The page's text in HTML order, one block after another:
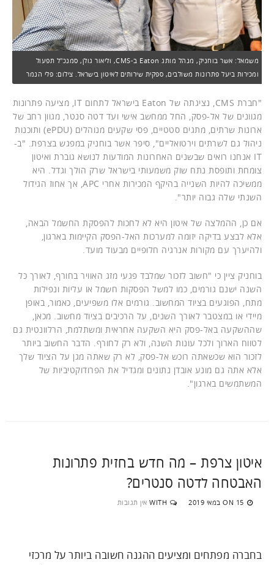
משמאל: אשר בוחניק, מנהל מותג Eaton ב-CMS, וליאור גולן, סמנכ"ל תפעול
ומכירות ביעל פתרונות משולבים, ספקית שירותים לאיטון בישראל. צילום: פלי הנמר
"חברת CMS, נציגתה של Eaton בישראל לתחום IT, מציעה פתרונות
מגוונים של אל-פסק, החל ממחשב אישי ועד דטה סנטר, מגוון רחב של
ארונות שרתים, מתגים סטטיים, פסי שקעים מנוהלים (ePDU) ותוכנות
ניהול גם לשרתים וירטואליים", סיפר אשר בוחניק במפגש בצרפת. "ב-
IT אנחנו רואים שבשנים האחרונות המודעות לנושא גוברת ואיטון
צומחת ותופסת נתח שוק משמעותי בישראל שרק הולך וגדל. היא
ממשיכה להיות השנייה בהיקף המכירות אחרי APC, אך אחוז הגידול
השנתי שלה גבוה יותר".
אם כן, ההמלצה של איטון היא לא לחכות להפסקת החשמל הבאה,
אלא לבצע בדיקה יזומה למערכות האל-הפסק הקיימות בארגון,
ולהיערך עם מקורות אנרגיה חלופיים מבעוד מועד.
בוחניק ציין כי "חשוב לזכור שמלבד פגעי מזג האוויר בחורף, לאורך כל
השנה ישנם גורמים, כמו למשל הפסקות חשמל או עליות ונפילות
מתח, הפוגעים בציוד המחשוב. גורמים אלו משפיעים, כאמור, באופן
מיידי או במצטבר לאורך השנים, על הרכיבים בציוד מחשוב. מכאן,
שההשקעה באל-פסק היא השקעה אחראית ומשתלמת, הרלוונטית גם
לטווח הארוך ולכל עונות השנה, ולא רק לחורף. הדבר החשוב ביותר
לזכור הוא שכשאתה רוכש אל-פסק, לא רק שאתה מגן על הציוד שלך
אלא אתה גם מונע אובדן נתונים ומגדיל את הפרודוקטיביות של
המשתמשים בארגון".
איטון צרפת – מה חדש בחזית פתרונות
האבטחה לדטה סנטרים?
ON 15 במאי 2019 WITH אין תגובות
בחברה מפתחים ומציעים ההגנה חשובה ביותר על מרכזי